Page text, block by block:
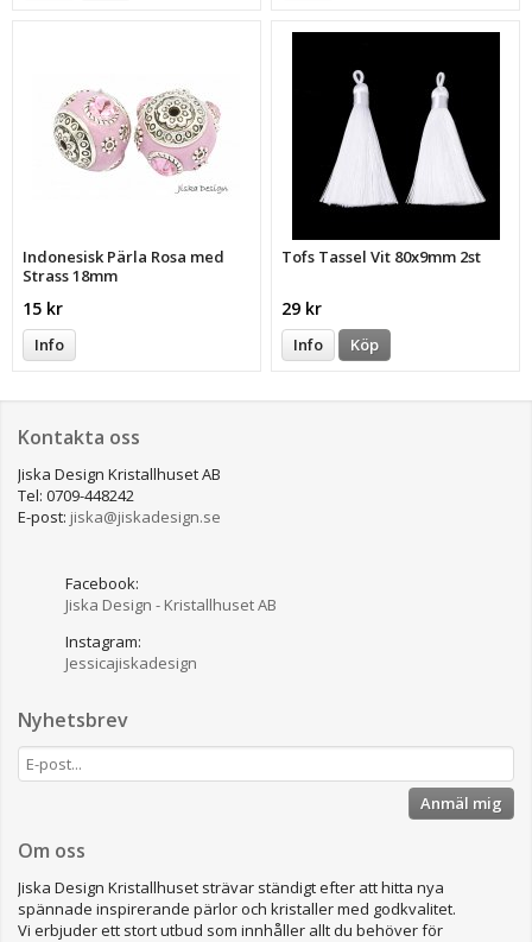
Indonesisk Pärla Rosa med
Strass 18mm
15 kr
Info
Tofs Tassel Vit 80x9mm 2st
29 kr
Info Köp
Kontakta oss
Jiska Design Kristallhuset AB
Tel: 0709-448242
E-post: jiska@jiskadesign.se
Facebook:
Jiska Design - Kristallhuset AB
Instagram:
Jessicajiskadesign
Nyhetsbrev
Anmäl mig
Om oss
Jiska Design Kristallhuset strävar ständigt efter att hitta nya
spännade inspirerande pärlor och kristaller med godkvalitet.
Vi erbjuder ett stort utbud som innhåller allt du behöver för